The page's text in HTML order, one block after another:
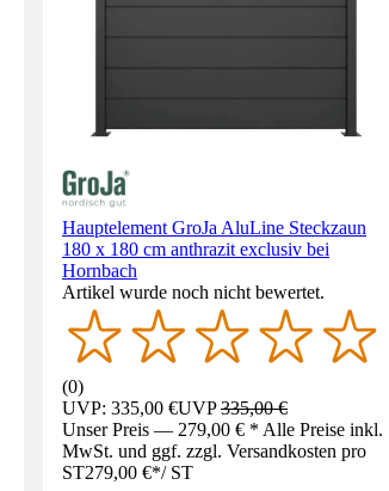
Hauptelement GroJa AluLine Steckzaun
180 x 180 cm anthrazit exclusiv bei
Hornbach
Artikel wurde noch nicht bewertet.
(0)
UVP: 335,00 €UVP335,00 €
Unser Preis — 279,00 € * Alle Preise inkl.
MwSt. und ggf. zzgl. Versandkosten pro
ST279,00 €*/ ST